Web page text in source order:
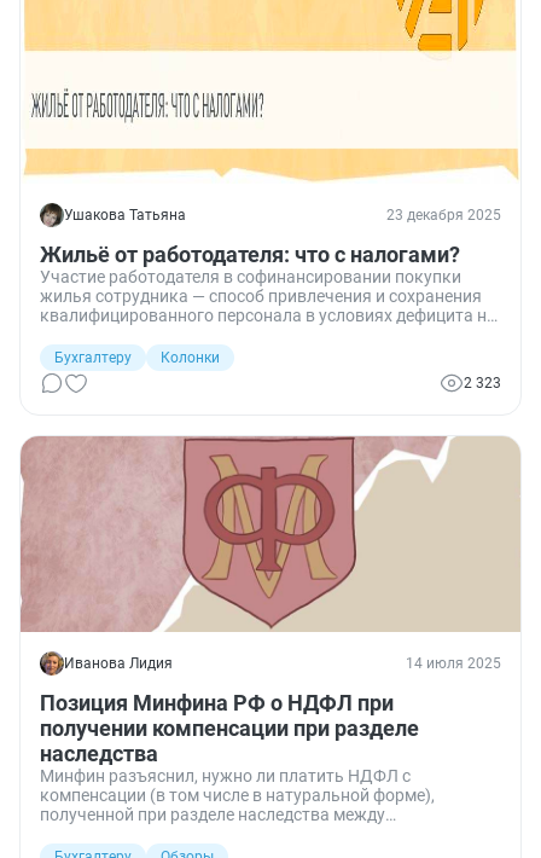
Ушакова Татьяна 23 декабря 2025
Жильё от работодателя: что с налогами?
Участие работодателя в софинансировании покупки
жилья сотрудника — способ привлечения и сохранения
квалифицированного персонала в условиях дефицита на
таких расходов.
Бухгалтеру
Колонки
2 323
Иванова Лидия 14 июля 2025
Позиция Минфина РФ о НДФЛ при
получении компенсации при разделе
наследства
Минфин разъяснил, нужно ли платить НДФЛ с
компенсации (в том числе в натуральной форме),
полученной при разделе наследства между